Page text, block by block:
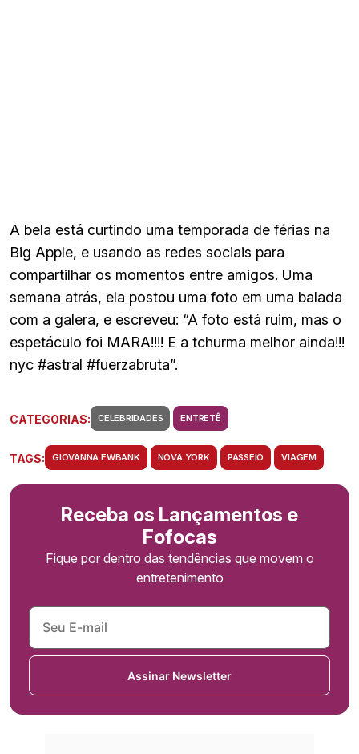
A bela está curtindo uma temporada de férias na
Big Apple, e usando as redes sociais para
compartilhar os momentos entre amigos. Uma
semana atrás, ela postou uma foto em uma balada
com a galera, e escreveu: “A foto está ruim, mas o
espetáculo foi MARA!!!! E a tchurma melhor ainda!!!
nyc #astral #fuerzabruta”.
CATEGORIAS: CELEBRIDADES ENTRETÊ
TAGS: GIOVANNA EWBANK NOVA YORK PASSEIO VIAGEM
Receba os Lançamentos e
Fofocas
Fique por dentro das tendências que movem o
entretenimento
Assinar Newsletter